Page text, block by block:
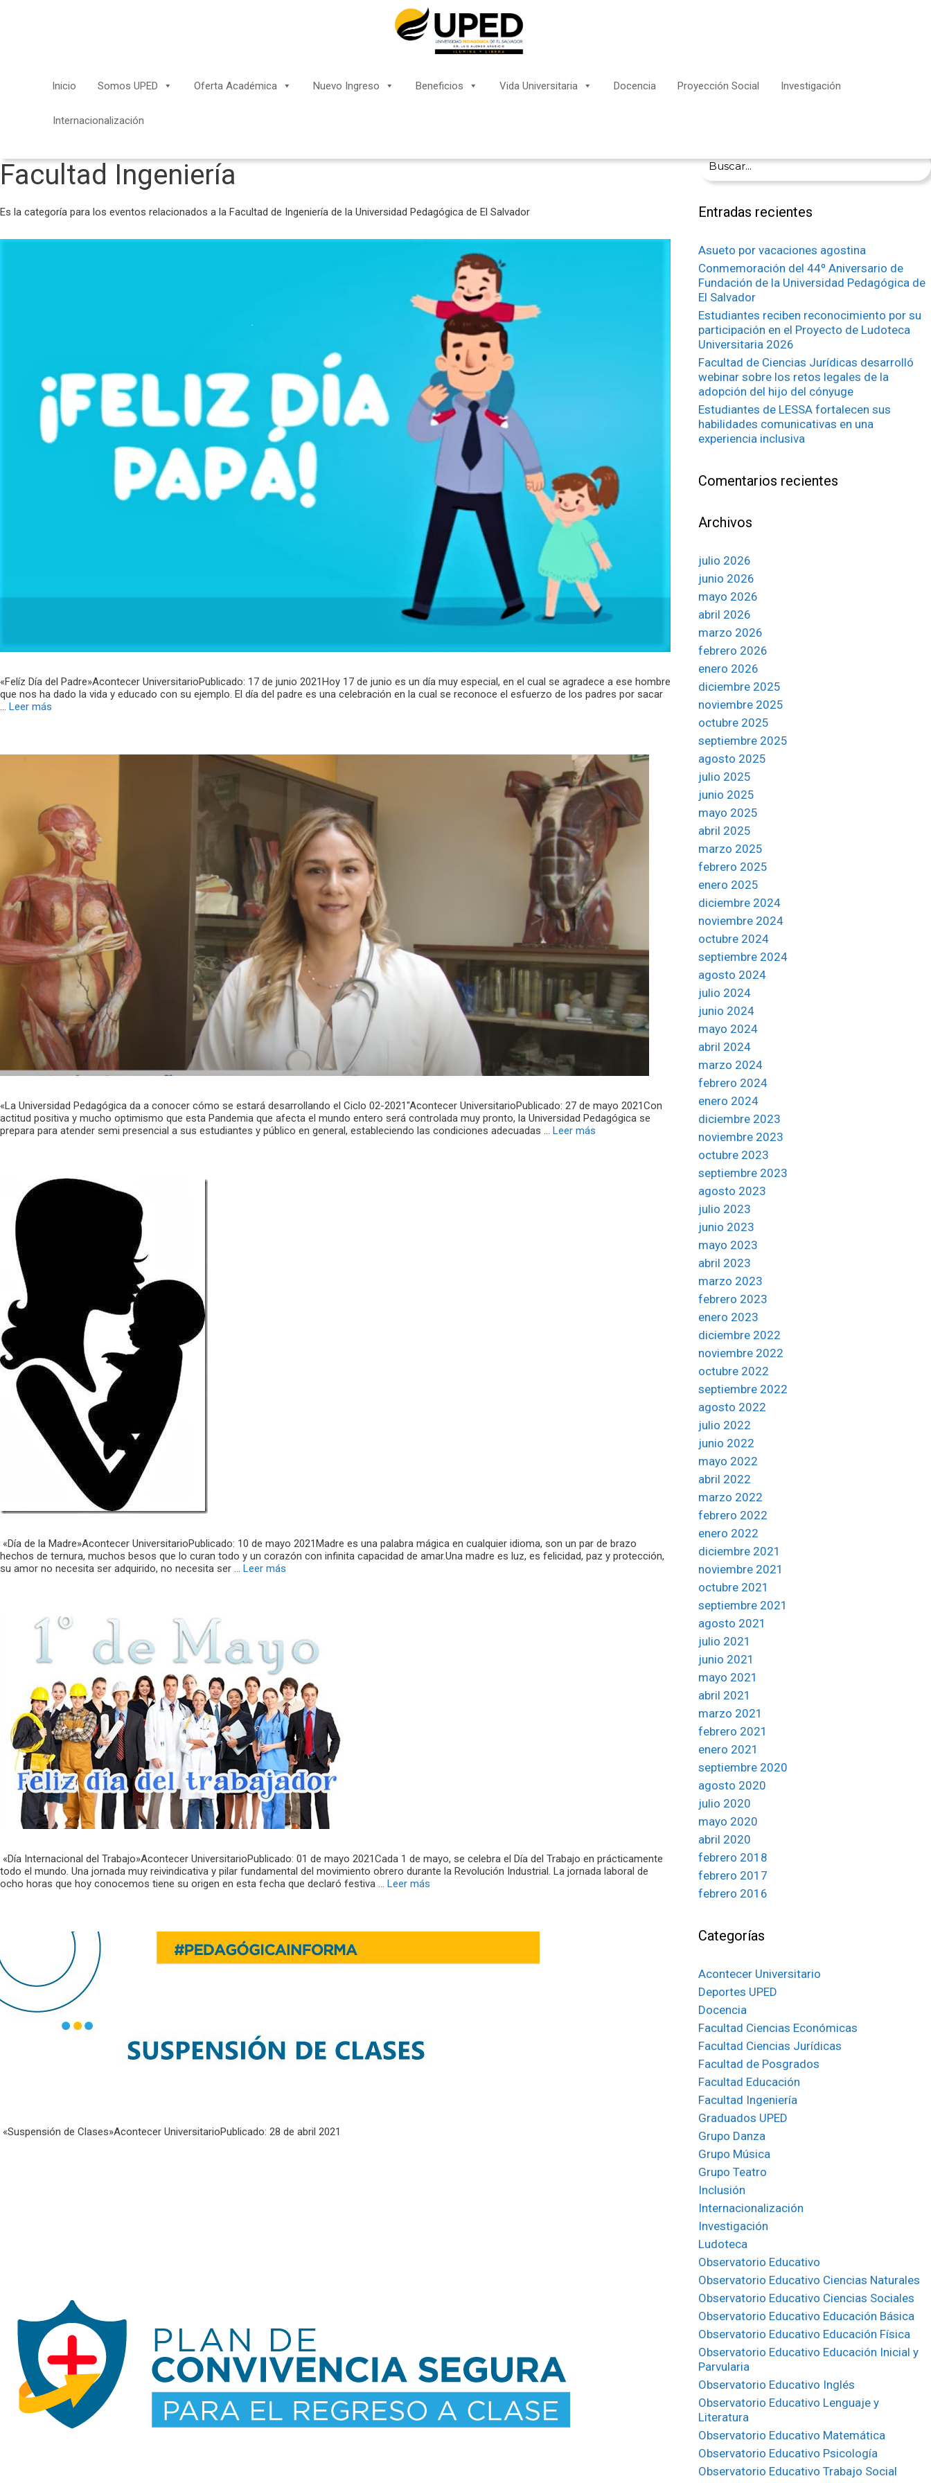
Inicio Somos UPED Oferta Académica Nuevo Ingreso Beneficios Vida Universitaria Docencia Proyección Social Investigación
Internacionalización
Facultad Ingeniería
Es la categoría para los eventos relacionados a la Facultad de Ingeniería de la Universidad Pedagógica de El Salvador
«Felíz Día del Padre»Acontecer UniversitarioPublicado: 17 de junio 2021Hoy 17 de junio es un día muy especial, en el cual se agradece a ese hombre
que nos ha dado la vida y educado con su ejemplo. El día del padre es una celebración en la cual se reconoce el esfuerzo de los padres por sacar
… Leer más
«La Universidad Pedagógica da a conocer cómo se estará desarrollando el Ciclo 02-2021″Acontecer UniversitarioPublicado: 27 de mayo 2021Con
actitud positiva y mucho optimismo que esta Pandemia que afecta el mundo entero será controlada muy pronto, la Universidad Pedagógica se
prepara para atender semi presencial a sus estudiantes y público en general, estableciendo las condiciones adecuadas … Leer más
«Día de la Madre»Acontecer UniversitarioPublicado: 10 de mayo 2021Madre es una palabra mágica en cualquier idioma, son un par de brazo
hechos de ternura, muchos besos que lo curan todo y un corazón con infinita capacidad de amar.Una madre es luz, es felicidad, paz y protección,
su amor no necesita ser adquirido, no necesita ser … Leer más
«Día Internacional del Trabajo»Acontecer UniversitarioPublicado: 01 de mayo 2021Cada 1 de mayo, se celebra el Día del Trabajo en prácticamente
todo el mundo. Una jornada muy reivindicativa y pilar fundamental del movimiento obrero durante la Revolución Industrial. La jornada laboral de
ocho horas que hoy conocemos tiene su origen en esta fecha que declaró festiva … Leer más
«Suspensión de Clases»Acontecer UniversitarioPublicado: 28 de abril 2021
Buscar:
Entradas recientes
Asueto por vacaciones agostina
Conmemoración del 44º Aniversario de
Fundación de la Universidad Pedagógica de
El Salvador
Estudiantes reciben reconocimiento por su
participación en el Proyecto de Ludoteca
Universitaria 2026
Facultad de Ciencias Jurídicas desarrolló
webinar sobre los retos legales de la
adopción del hijo del cónyuge
Estudiantes de LESSA fortalecen sus
habilidades comunicativas en una
experiencia inclusiva
Comentarios recientes
Archivos
julio 2026
junio 2026
mayo 2026
abril 2026
marzo 2026
febrero 2026
enero 2026
diciembre 2025
noviembre 2025
octubre 2025
septiembre 2025
agosto 2025
julio 2025
junio 2025
mayo 2025
abril 2025
marzo 2025
febrero 2025
enero 2025
diciembre 2024
noviembre 2024
octubre 2024
septiembre 2024
agosto 2024
julio 2024
junio 2024
mayo 2024
abril 2024
marzo 2024
febrero 2024
enero 2024
diciembre 2023
noviembre 2023
octubre 2023
septiembre 2023
agosto 2023
julio 2023
junio 2023
mayo 2023
abril 2023
marzo 2023
febrero 2023
enero 2023
diciembre 2022
noviembre 2022
octubre 2022
septiembre 2022
agosto 2022
julio 2022
junio 2022
mayo 2022
abril 2022
marzo 2022
febrero 2022
enero 2022
diciembre 2021
noviembre 2021
octubre 2021
septiembre 2021
agosto 2021
julio 2021
junio 2021
mayo 2021
abril 2021
marzo 2021
febrero 2021
enero 2021
septiembre 2020
agosto 2020
julio 2020
mayo 2020
abril 2020
febrero 2018
febrero 2017
febrero 2016
Categorías
Acontecer Universitario
Deportes UPED
Docencia
Facultad Ciencias Económicas
Facultad Ciencias Jurídicas
Facultad de Posgrados
Facultad Educación
Facultad Ingeniería
Graduados UPED
Grupo Danza
Grupo Música
Grupo Teatro
Inclusión
Internacionalización
Investigación
Ludoteca
Observatorio Educativo
Observatorio Educativo Ciencias Naturales
Observatorio Educativo Ciencias Sociales
Observatorio Educativo Educación Básica
Observatorio Educativo Educación Física
Observatorio Educativo Educación Inicial y
Parvularia
Observatorio Educativo Inglés
Observatorio Educativo Lenguaje y
Literatura
Observatorio Educativo Matemática
Observatorio Educativo Psicología
Observatorio Educativo Trabajo Social